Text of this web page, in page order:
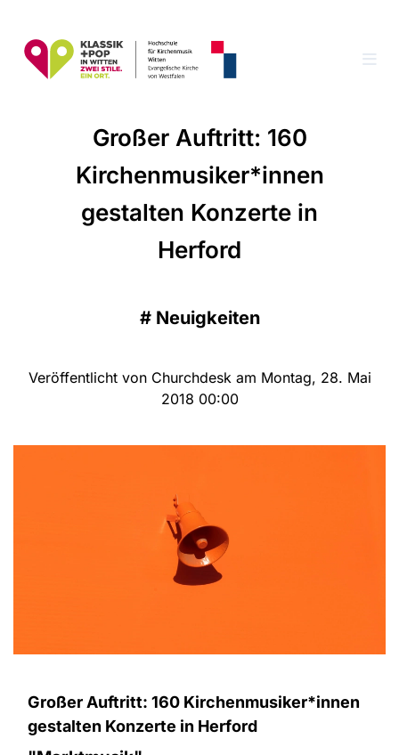
Großer Auftritt: 160
Kirchenmusiker*innen
gestalten Konzerte in
Herford
# Neuigkeiten
Veröffentlicht von Churchdesk am Montag, 28. Mai
2018 00:00
Großer Auftritt: 160 Kirchenmusiker*innen
gestalten Konzerte in Herford